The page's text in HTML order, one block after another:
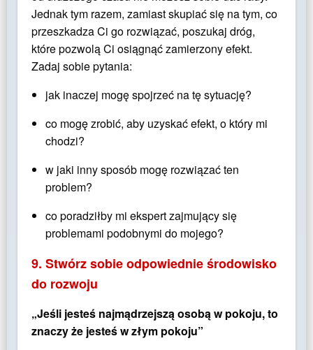
Jednak tym razem, zamiast skupiać się na tym, co
przeszkadza Ci go rozwiązać, poszukaj dróg,
które pozwolą Ci osiągnąć zamierzony efekt.
Zadaj sobie pytania:
jak inaczej mogę spojrzeć na tę sytuację?
co mogę zrobić, aby uzyskać efekt, o który mi
chodzi?
w jaki inny sposób mogę rozwiązać ten
problem?
co poradziłby mi ekspert zajmujący się
problemami podobnymi do mojego?
9. Stwórz sobie odpowiednie środowisko
do rozwoju
„Jeśli jesteś najmądrzejszą osobą w pokoju, to
znaczy że jesteś w złym pokoju”